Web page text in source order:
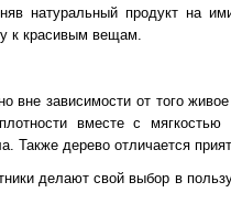
натуральный продукт на
к красивым вещам.
вне зависимости от того
вместе с
Также дерево отличается
делают свой выбор в